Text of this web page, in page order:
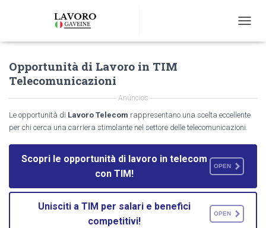
O
N
V
I
G
O
Opportunità di Lavoro in TIM
Telecomunicazioni
Anúncios
Le opportunità di Lavoro Telecom rappresentano una scelta eccellente
per chi cerca una carriera stimolante nel settore delle telecomunicazioni.
Scopri le opportunità di lavoro in telecom
con TIM!
OPEN
Unisciti a TIM per salari e benefici
competitivi!
OPEN